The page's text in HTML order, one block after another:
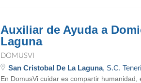
Auxiliar de Ayuda a
Laguna
DOMUSVI
San Cristobal De La Laguna, S.C.
En DomusVi cuidar es compartir